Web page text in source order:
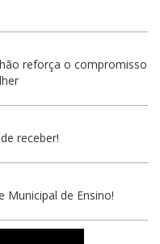
reforça o compromisso
receber!
Municipal de Ensino!